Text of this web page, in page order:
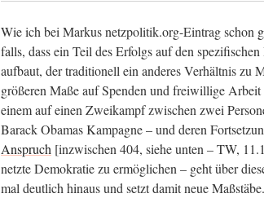
Wie ich bei Mar­kus netzpolitik.org-Eintrag schon
falls, dass ein Teil des Erfolgs auf den
auf­baut, der tra­di­tio­nell ein ande­res Ver­hält­nis zu
grö­ße­ren Maße auf Spen­den und frei­wil­li­ge
einem auf einen Zwei­kampf zwi­schen zwei
Barack Oba­mas Kam­pa­gne – und deren
Anspruch [inzwi­schen 404, sie­he unten – TW,
netz­te Demo­kra­tie zu ermög­li­chen – geht über
mal deut­lich hin­aus und setzt damit neue Maßstäbe.